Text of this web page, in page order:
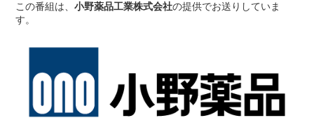
この番組は、小野薬品工業株式会社の提供でお送りしていま
す。